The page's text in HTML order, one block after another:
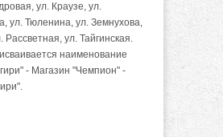
ул. Краузе, ул.
ул. Тюленина, ул. Земнухова,
Рассветная, ул. Тайгинская.
наименование
- Магазин "Чемпион" -